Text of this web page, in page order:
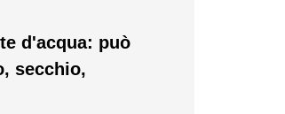
d'acqua: può
secchio,